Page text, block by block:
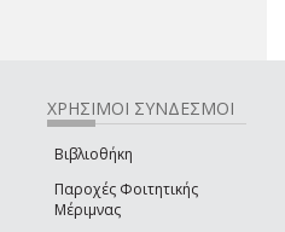
ΧΡΗΣΙΜΟΙ ΣΥΝΔΕΣΜΟΙ
Βιβλιοθήκη
Παροχές Φοιτητικής
Μέριμνας